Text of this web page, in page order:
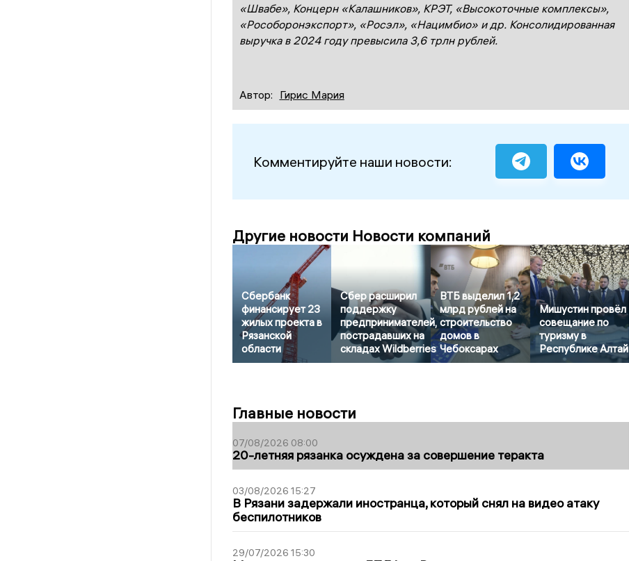
«Швабе», Концерн «Калашников», КРЭТ, «Высокоточные комплексы»,
«Рособоронэкспорт», «Росэл», «Нацимбио» и др. Консолидированная
выручка в 2024 году превысила 3,6 трлн рублей.
Автор: Гирис Мария
Комментируйте наши новости:
Другие новости Новости компаний
Сбербанк
финансирует 23
жилых проекта в
Рязанской
области
Сбер расширил
поддержку
предпринимателей,
пострадавших на
складах Wildberries
ВТБ выделил 1,2
млрд рублей на
строительство
домов в
Чебоксарах
Мишустин провёл
совещание по
туризму в
Республике Алтай
Главные новости
07/08/2026 08:00
20-летняя рязанка осуждена за совершение теракта
03/08/2026 15:27
В Рязани задержали иностранца, который снял на видео атаку
беспилотников
29/07/2026 15:30